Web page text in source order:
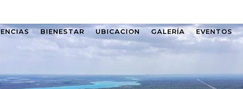
BIENESTAR UBICACION GALERÍA EVENTOS